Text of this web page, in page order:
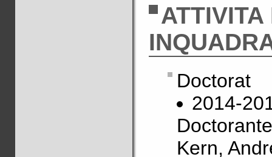
ATTIVITA
Doctorat
2014-
Kern,